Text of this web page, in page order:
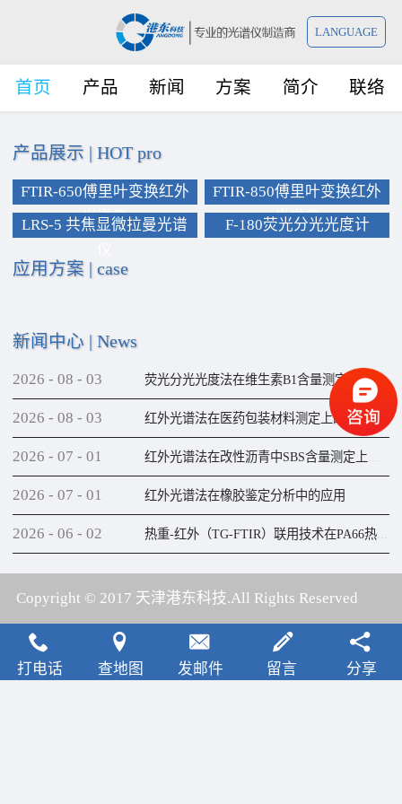
LANGUAGE
首页 产品 新闻 方案 简介 联络
产品展示 HOT pro
FTIR-650傅里叶变换红外
光谱仪
FTIR-850傅里叶变换红外
光谱仪
LRS-5 共焦显微拉曼光谱
F-180荧光分光光度计
应用方案 | case
新闻中心 News
荧光分光光度法在维生素B1含量测定上的应用
2026 - 08 - 03
红外光谱法在医药包装材料测定上的应用
2026 - 08 - 03
红外光谱法在改性沥青中SBS含量测定上的应用
2026 - 07 - 01
红外光谱法在橡胶鉴定分析中的应用
2026 - 07 - 01
热重-红外（TG-FTIR）联用技术在PA66热解研究上的应用
2026 - 06 - 02
Copyright © 2017 天津港东科技.All Rights Reserved
犀牛云提供云计算服务
打电话 查地图 发邮件 留言 分享